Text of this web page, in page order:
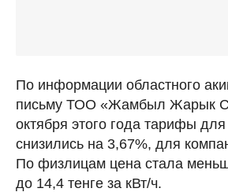
По информации областного
письму ТОО «Жамбыл Жарык
октября этого года тарифы
снизились на 3,67%, для
По физлицам цена стала
до 14,4 тенге за кВт/ч.